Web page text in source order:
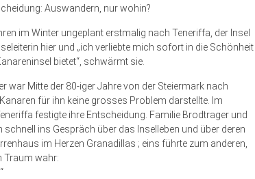
Auswandern, nur wohin?
im Winter ungeplant erstmalig nach Teneriffa, der Insel
hier und „ich verliebte mich sofort in die Schönheit
bietet“, schwärmt sie.
war Mitte der 80-iger Jahre von der Steiermark nach
für ihn keine grosses Problem darstellte. Im
festigte ihre Entscheidung. Familie Brodtrager und
ins Gespräch über das Inselleben und über deren
im Herzen Granadillas ; eins führte zum anderen,
Traum wahr: